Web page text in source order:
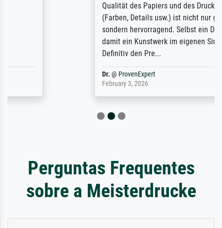
Qualität des Papiers und des Drucks
(Farben, Details usw.) ist nicht nur gut,
sondern hervorragend. Selbst ein Druck ist
damit ein Kunstwerk im eigenen Sinne.
Perguntas Frequentes
sobre a Meisterdrucke